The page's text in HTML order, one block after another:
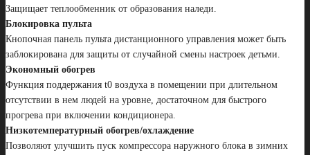
Защищает теплообменник от образования наледи.
Блокировка пульта
Кнопочная панель пульта дистанционного управления может быть
заблокирована для защиты от случайной смены настроек детьми.
Экономный обогрев
Функция поддержания t0 воздуха в помещении при длительном
отсутствии в нем людей на уровне, достаточном для быстрого
прогрева при включении кондиционера.
Низкотемпературный обогрев/охлаждение
Позволяют улучшить пуск компрессора наружного блока в зимних